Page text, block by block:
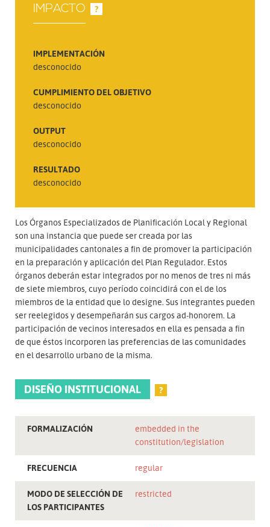
IMPACTO ?
IMPLEMENTACIÓN
desconocido
CUMPLIMIENTO DEL OBJETIVO
desconocido
OUTPUT
desconocido
RESULTADO
desconocido
Los Órganos Especializados de Planificación Local y Regional
son una instancia que puede ser creada por las
municipalidades cantonales a fin de promover la participación
en la preparación y aplicación del Plan Regulador. Estos
órganos deberán estar integrados por no menos de tres ni más
de siete miembros, cuyo período coincidirá con el de los
miembros de la entidad que lo designe. Sus integrantes pueden
ser reelegidos y desempeñarán sus cargos ad-honorem. La
participación de vecinos interesados en ella es pensada a fin
de que éstos incorporen las preferencias de las comunidades
en el desarrollo urbano de la misma.
DISEÑO INSTITUCIONAL ?
FORMALIZACIÓN
embedded in the
constitution/legislation
FRECUENCIA regular
MODO DE SELECCIÓN DE
LOS PARTICIPANTES
restricted